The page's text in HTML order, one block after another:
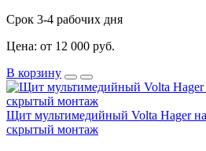
Срок 3-4 рабочих дня
Цена: от 12 000 руб.
В корзину
Щит мультимедийный Volta Hager на
скрытый монтаж